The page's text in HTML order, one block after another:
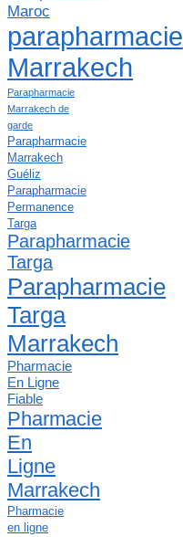
Maroc
parapharmacie
Marrakech
Parapharmacie
Marrakech de
garde
Parapharmacie
Marrakech
Guéliz
Parapharmacie
Permanence
Targa
Parapharmacie
Targa
Parapharmacie
Targa
Marrakech
Pharmacie
En Ligne
Fiable
Pharmacie
En
Ligne
Marrakech
Pharmacie
en ligne